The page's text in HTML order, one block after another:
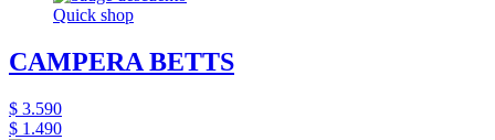
Quick shop
CAMPERA BETTS
$ 3.590
$ 1.490